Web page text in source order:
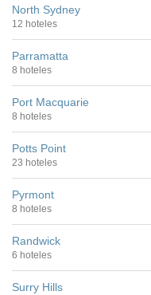
North Sydney
12 hoteles
Parramatta
8 hoteles
Port Macquarie
8 hoteles
Potts Point
23 hoteles
Pyrmont
8 hoteles
Randwick
6 hoteles
Surry Hills